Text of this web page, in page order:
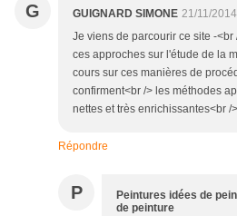
G GUIGNARD SIMONE 21/11/
Je viens de parcourir ce site -
ces approches sur l'étude de la
cours sur ces manières de
confirment<br /> les méthodes
nettes et très enrichissantes<br /
Répondre
P
Peintures idées de
de peinture